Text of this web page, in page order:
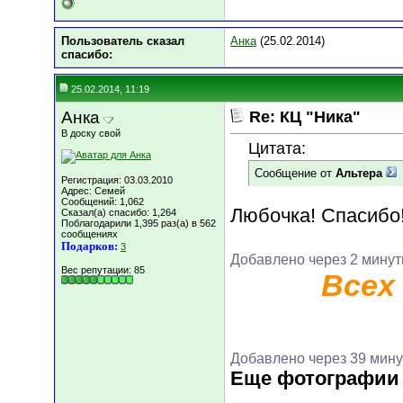
Пользователь сказал
cпасибо:
Анка(25.02.2014)
25.02.2014, 11:19
Анка
В доску свой
Регистрация: 03.03.2010
Адрес: Семей
Сообщений: 1,062
Сказал(а) спасибо: 1,264
Поблагодарили 1,395 раз(а) в 562
сообщениях
Подарков: 3
Вес репутации: 85
Re: КЦ "Ника"
Цитата:
Сообщение от Альтера
Любочка!
Добавлено через 2
Всех
Добавлено через 39
Еще фотографии